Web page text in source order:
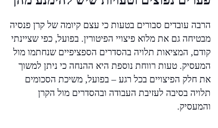
הרבה עובדים סבורים בטעות כי עצם קיומה של קרן פנסיה
מבטיחה גם את מלוא פיצויי הפיטורין. בפועל, כפי שציינתי
קודם, המציאות תלויה בהסדרים הספציפיים שנחתמו מול
המעסיק. טעות רווחת נוספת היא ההנחה כי ניתן למשוך
את חלק הפיצויים בכל רגע – בפועל, משיכת הסכומים
תלויה בסיבה לעזיבת העבודה ובהסדרים מול הקרן
והמעסיק.